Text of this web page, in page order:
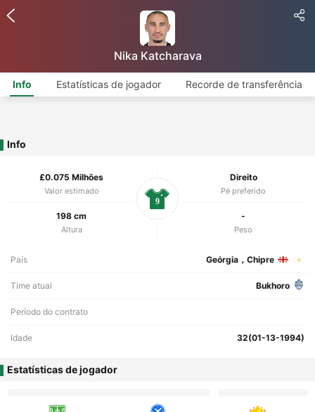
Nika Katcharava
Info Estatísticas de jogador Recorde de transferência
Info
£0.075 Milhões
Valor estimado
Direito
Pé preferido
198 cm
Altura
-
Peso
9
País Geórgia，Chipre
Time atual Bukhoro
Período do contrato
Idade 32(01-13-1994)
Estatísticas de jogador